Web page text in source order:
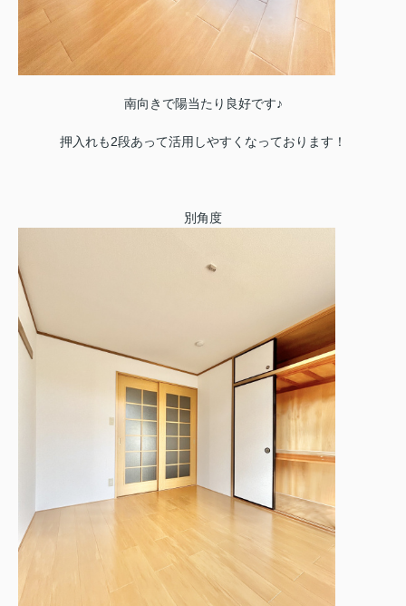
南向きで陽当たり良好です♪
押入れも2段あって活用しやすくなっております！
別角度